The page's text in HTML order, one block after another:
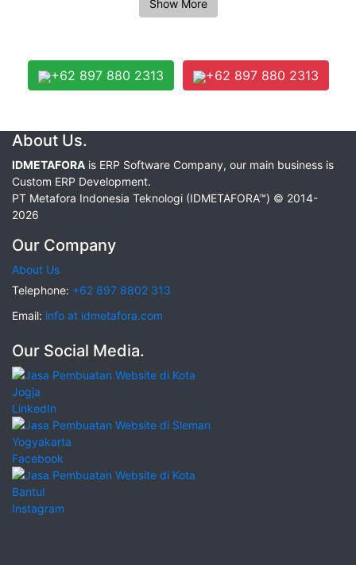
+62 897 880 2313 +62 897 880 2313
About Us.
IDMETAFORA is ERP Software Company, our main business is
Custom ERP Development.
PT Metafora Indonesia Teknologi (IDMETAFORA™) © 2014-
2026
Our Company
About Us
Telephone: +62 897 8802 313
Email: info at idmetafora.com
Our Social Media.
LinkedIn
Facebook
Instagram